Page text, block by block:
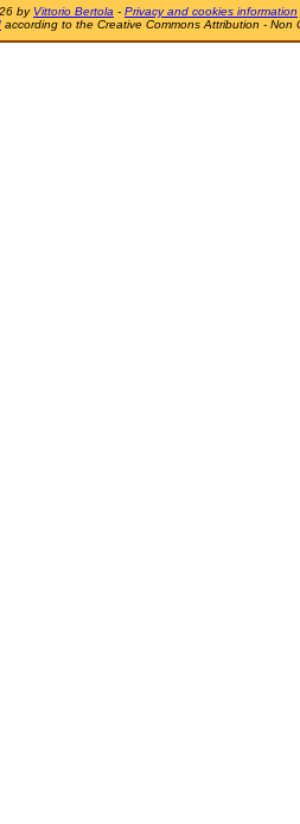
by Vittorio Bertola - Privacy and cookies information
according to the Creative Commons Attribution - Non